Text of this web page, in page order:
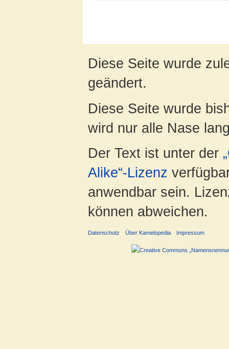
Diese Seite wurde
geändert.
Diese Seite wurde
wird nur alle Nase
Der Text ist unter der
Alike“-Lizenz
anwendbar sein.
können abweichen.
Datenschutz Über Kamelopedia Impressum